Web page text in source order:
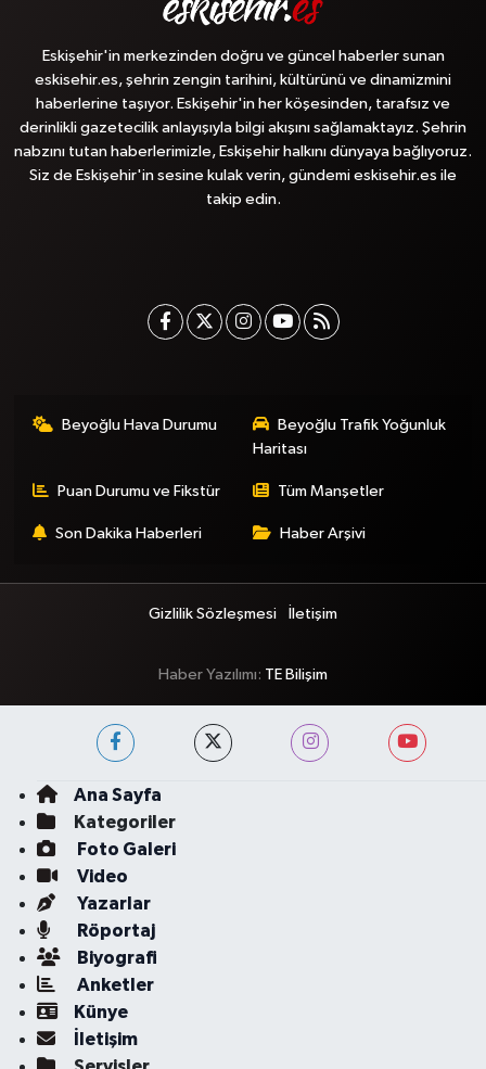
Eskişehir'in merkezinden doğru ve güncel haberler sunan
eskisehir.es, şehrin zengin tarihini, kültürünü ve dinamizmini
haberlerine taşıyor. Eskişehir'in her köşesinden, tarafsız ve
derinlikli gazetecilik anlayışıyla bilgi akışını sağlamaktayız. Şehrin
nabzını tutan haberlerimizle, Eskişehir halkını dünyaya bağlıyoruz.
Siz de Eskişehir'in sesine kulak verin, gündemi eskisehir.es ile
takip edin.
Beyoğlu Hava Durumu
Beyoğlu Trafik Yoğunluk
Haritası
Puan Durumu ve Fikstür Tüm Manşetler
Son Dakika Haberleri Haber Arşivi
Gizlilik Sözleşmesi İletişim
Haber Yazılımı: TE Bilişim
Ana Sayfa
Kategoriler
Foto Galeri
Video
Yazarlar
Röportaj
Biyografi
Anketler
Künye
İletişim